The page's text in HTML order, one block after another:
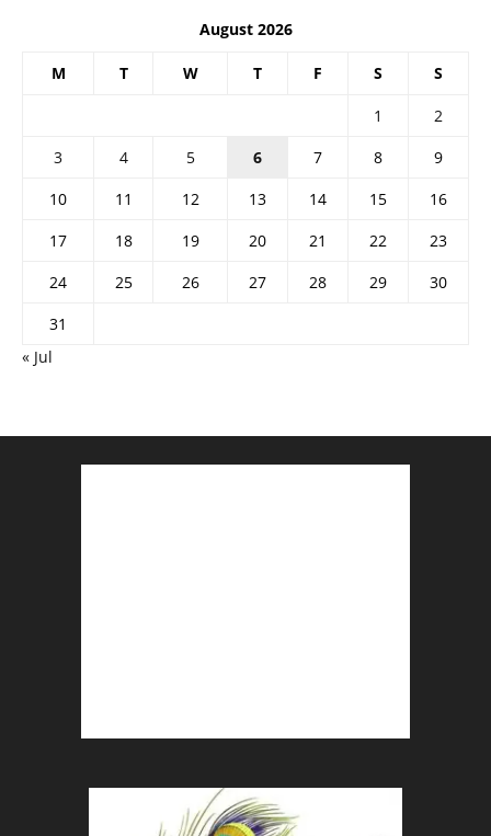
August 2026
M T W T F S S
1
2
3
4 5 6 7 8
9
10
11 12 13 14 15
16
17
18 19 20 21 22
23
24
25 26 27 28 29
30
31
« Jul